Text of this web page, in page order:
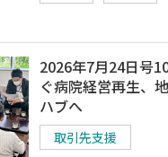
2026年7月24日
ぐ病院経営再生、
ハブへ
取引先支援